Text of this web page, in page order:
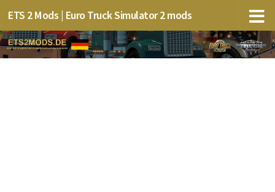
ETS 2 Mods | Euro Truck Simulator 2 mods